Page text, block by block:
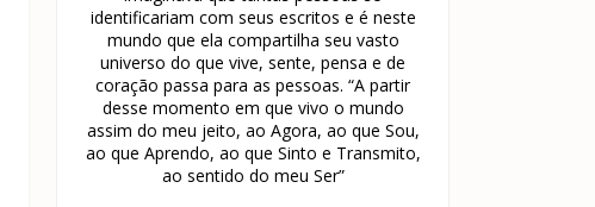
identificariam com seus escritos e é neste
mundo que ela compartilha seu vasto
universo do que vive, sente, pensa e de
coração passa para as pessoas. “A partir
desse momento em que vivo o mundo
assim do meu jeito, ao Agora, ao que Sou,
ao que Aprendo, ao que Sinto e Transmito,
ao sentido do meu Ser”